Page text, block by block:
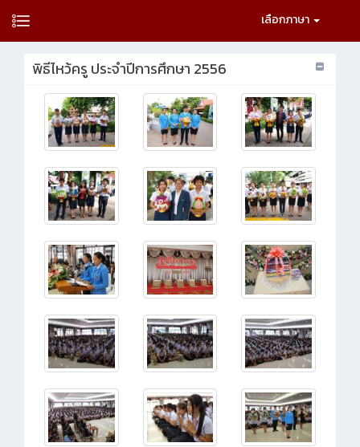
เลือกภาษา
พิธีไหว้ครู ประจำปีการศึกษา 2556